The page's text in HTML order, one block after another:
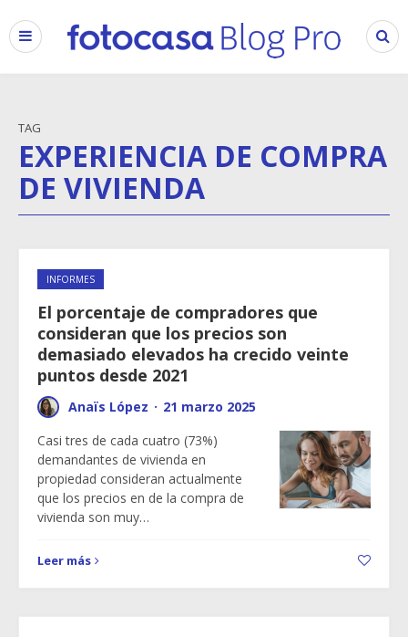
TAG
EXPERIENCIA DE COMPRA
DE VIVIENDA
INFORMES
El porcentaje de compradores que
consideran que los precios son
demasiado elevados ha crecido veinte
puntos desde 2021
Anaïs López · 21 marzo 2025
Casi tres de cada cuatro (73%)
demandantes de vivienda en
propiedad consideran actualmente
que los precios en de la compra de
vivienda son muy…
Leer más